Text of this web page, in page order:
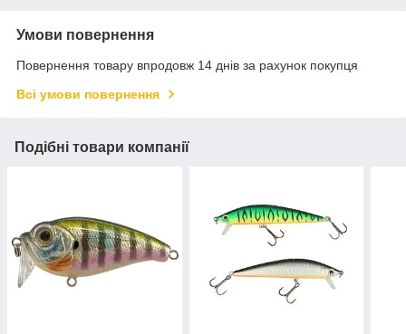
Умови повернення
Повернення товару впродовж 14 днів за рахунок покупця
Всі умови повернення
Подібні товари компанії